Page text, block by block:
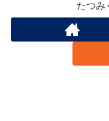
たつみ